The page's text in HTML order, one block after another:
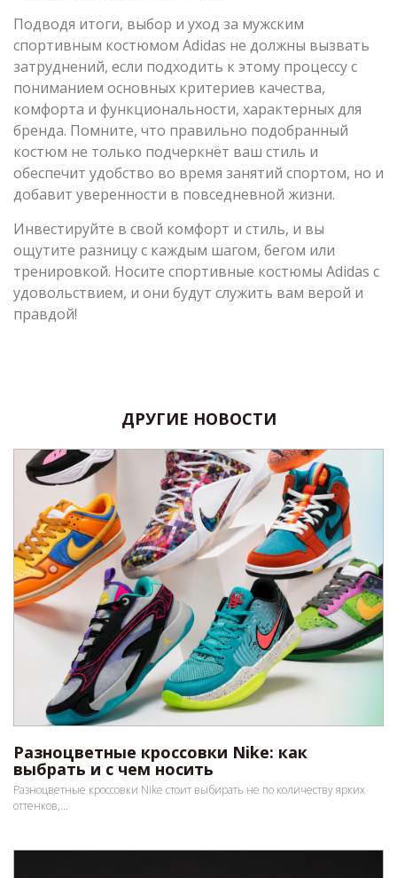
Подводя итоги, выбор и уход за мужским
спортивным костюмом Adidas не должны вызвать
затруднений, если подходить к этому процессу с
пониманием основных критериев качества,
комфорта и функциональности, характерных для
бренда. Помните, что правильно подобранный
костюм не только подчеркнёт ваш стиль и
обеспечит удобство во время занятий спортом, но и
добавит уверенности в повседневной жизни.
Инвестируйте в свой комфорт и стиль, и вы
ощутите разницу с каждым шагом, бегом или
тренировкой. Носите спортивные костюмы Adidas с
удовольствием, и они будут служить вам верой и
правдой!
ДРУГИЕ НОВОСТИ
Разноцветные кроссовки Nike: как
выбрать и с чем носить
Разноцветные кроссовки Nike стоит выбирать не по количеству ярких
оттенков,...